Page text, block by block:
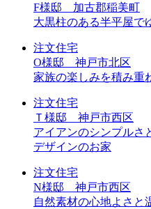
F様邸 加古郡稲美町
大黒柱のある半平屋で
注文住宅
O様邸 神戸市北区
家族の楽しみを積み重
注文住宅
Ｔ様邸 神戸市西区
アイアンのシンプルさ
デザインのお家
注文住宅
N様邸 神戸市西区
自然素材の心地よさと